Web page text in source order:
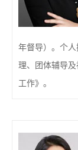
年督导）。个
理、团体辅导
工作》。